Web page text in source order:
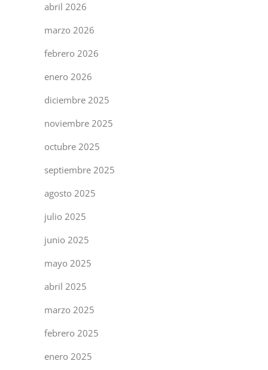
abril 2026
marzo 2026
febrero 2026
enero 2026
diciembre 2025
noviembre 2025
octubre 2025
septiembre 2025
agosto 2025
julio 2025
junio 2025
mayo 2025
abril 2025
marzo 2025
febrero 2025
enero 2025